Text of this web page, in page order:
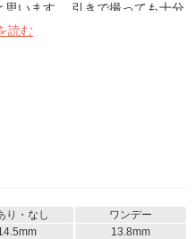
います。 引きで撮っても十分
メイクに馴染む綺麗なデザイ
です。他の色も試して見たい
読む
り・なし
ワンデー
13.8mm